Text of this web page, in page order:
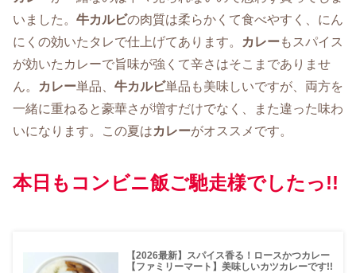
いました。 牛カルビの肉質は柔らかくて食べやすく、にん
にくの効いたタレで仕上げてあります。
カレーもスパイス
が効いたカレーで旨味が強くて辛さはそこまでありませ
ん。
カレー単品、 牛カルビ単品も美味しいですが、両方を
一緒に重ねると豪華さが増すだけでなく、また違った味わ
いになります。この夏はカレーがオススメです。
本日もコンビニ飯ご馳走様でしたっ!!
【2026最新】スパイス香る！ロースかつカレー
【ファミリーマート】美味しいカツカレーです!!